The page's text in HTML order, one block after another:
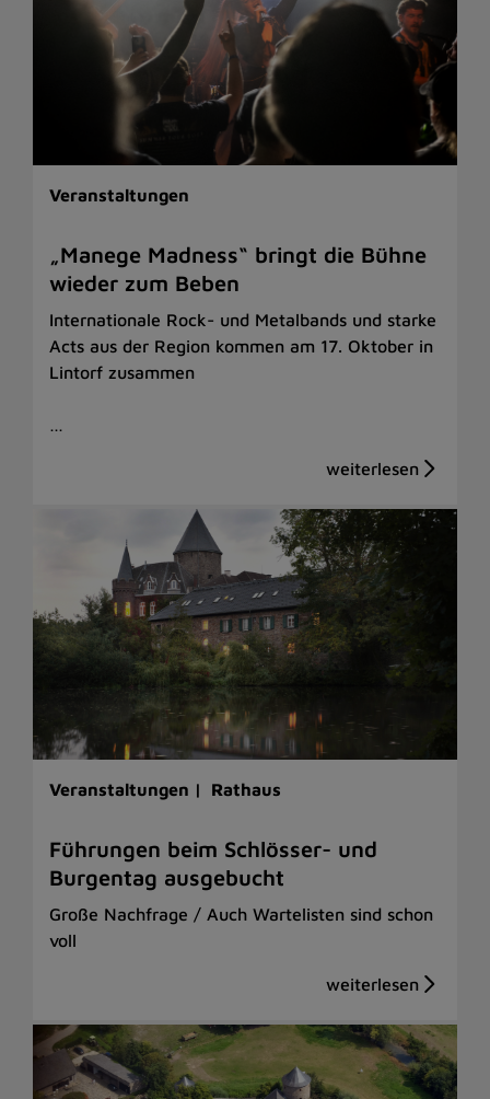
Veranstaltungen
„Manege Madness“ bringt die Bühne
wieder zum Beben
Internationale Rock- und Metalbands und starke
Acts aus der Region kommen am 17. Oktober in
Lintorf zusammen
…
Veranstaltungen | Rathaus
Führungen beim Schlösser- und
Burgentag ausgebucht
Große Nachfrage / Auch Wartelisten sind schon
voll